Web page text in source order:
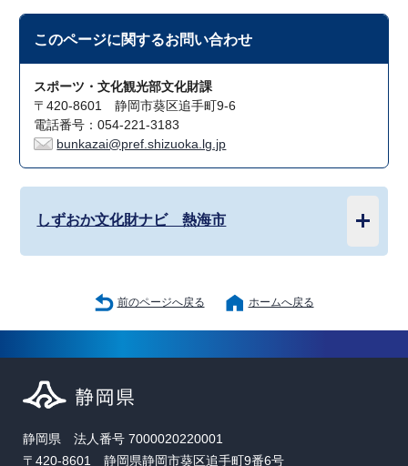
このページに関するお問い合わせ
スポーツ・文化観光部文化財課
〒420-8601 静岡市葵区追手町9-6
電話番号：054-221-3183
bunkazai@pref.shizuoka.lg.jp
しずおか文化財ナビ 熱海市
前のページへ戻る ホームへ戻る
静岡県 法人番号 7000020220001
〒420-8601 静岡県静岡市葵区追手町9番6号